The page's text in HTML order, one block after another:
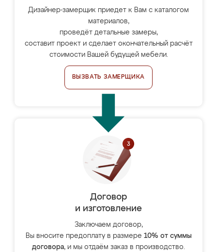
Дизайнер-замерщик приедет к Вам с каталогом
материалов,
проведёт детальные замеры,
составит проект и сделает окончательный расчёт
стоимости Вашей будущей мебели.
ВЫЗВАТЬ ЗАМЕРЩИКА
Договор
и изготовление
Заключаем договор,
Вы вносите предоплату в размере 10% от суммы
договора, и мы отдаём заказ в производство.